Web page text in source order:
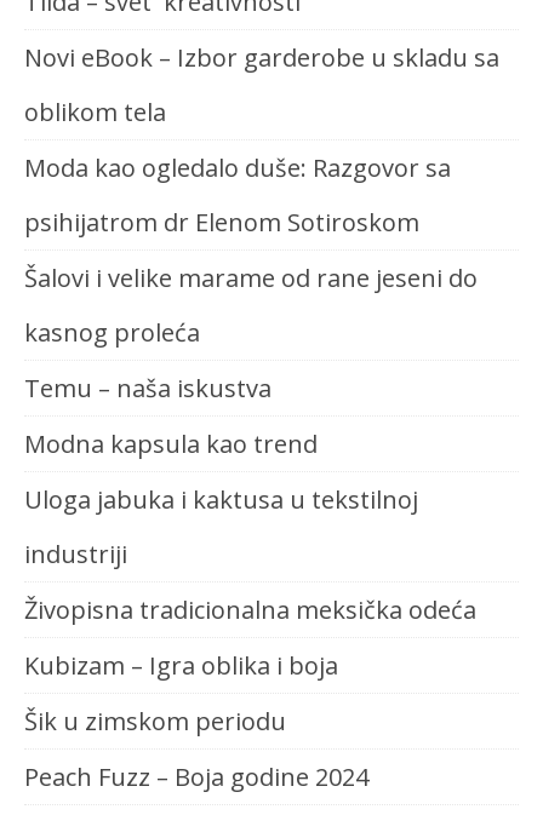
Novi eBook – Izbor garderobe u skladu sa
oblikom tela
Moda kao ogledalo duše: Razgovor sa
psihijatrom dr Elenom Sotiroskom
Šalovi i velike marame od rane jeseni do
kasnog proleća
Temu – naša iskustva
Modna kapsula kao trend
Uloga jabuka i kaktusa u tekstilnoj
industriji
Živopisna tradicionalna meksička odeća
Kubizam – Igra oblika i boja
Šik u zimskom periodu
Peach Fuzz – Boja godine 2024